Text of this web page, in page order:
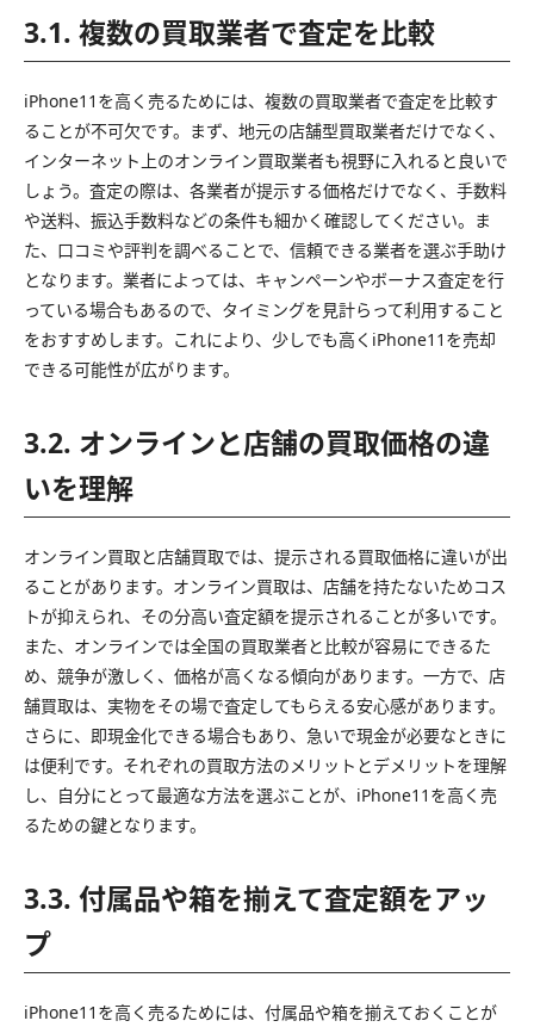
3.1. 複数の買取業者で査定を比較
iPhone11を高く売るためには、複数の買取業者で査定を比較す
ることが不可欠です。まず、地元の店舗型買取業者だけでなく、
インターネット上のオンライン買取業者も視野に入れると良いで
しょう。査定の際は、各業者が提示する価格だけでなく、手数料
や送料、振込手数料などの条件も細かく確認してください。ま
た、口コミや評判を調べることで、信頼できる業者を選ぶ手助け
となります。業者によっては、キャンペーンやボーナス査定を行
っている場合もあるので、タイミングを見計らって利用すること
をおすすめします。これにより、少しでも高くiPhone11を売却
できる可能性が広がります。
3.2. オンラインと店舗の買取価格の違
いを理解
オンライン買取と店舗買取では、提示される買取価格に違いが出
ることがあります。オンライン買取は、店舗を持たないためコス
トが抑えられ、その分高い査定額を提示されることが多いです。
また、オンラインでは全国の買取業者と比較が容易にできるた
め、競争が激しく、価格が高くなる傾向があります。一方で、店
舗買取は、実物をその場で査定してもらえる安心感があります。
さらに、即現金化できる場合もあり、急いで現金が必要なときに
は便利です。それぞれの買取方法のメリットとデメリットを理解
し、自分にとって最適な方法を選ぶことが、iPhone11を高く売
るための鍵となります。
3.3. 付属品や箱を揃えて査定額をアッ
プ
iPhone11を高く売るためには、付属品や箱を揃えておくことが